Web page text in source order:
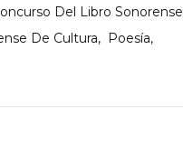
Del Libro Sonorense
De Cultura
Poesía